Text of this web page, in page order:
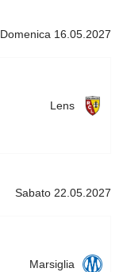
Domenica 16.05.2027
Lens
Sabato 22.05.2027
Marsiglia